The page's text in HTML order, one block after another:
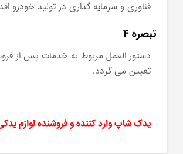
فناوری و سرمایه گذاری در تولید خودرو
تبصره ۴
دستور العمل مربوط به خدمات پس از
تعیین می گردد.‬
یدک شاپ وارد کننده و فروشنده لوازم